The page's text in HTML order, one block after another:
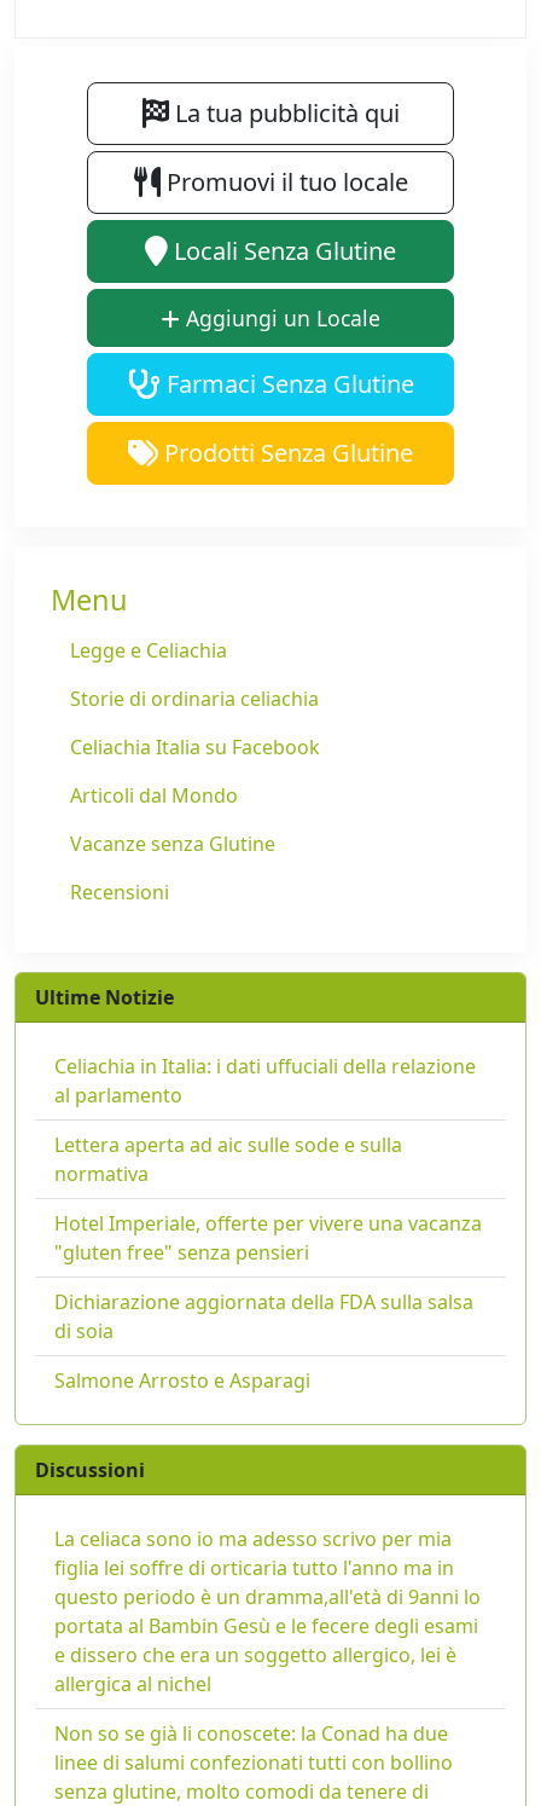
La tua pubblicità qui
Promuovi il tuo locale
Locali Senza Glutine
Aggiungi un Locale
Farmaci Senza Glutine
Prodotti Senza Glutine
Menu
Legge e Celiachia
Storie di ordinaria celiachia
Celiachia Italia su Facebook
Articoli dal Mondo
Vacanze senza Glutine
Recensioni
Ultime Notizie
Celiachia in Italia: i dati uffuciali della relazione
al parlamento
Lettera aperta ad aic sulle sode e sulla
normativa
Hotel Imperiale, offerte per vivere una vacanza
"gluten free" senza pensieri
Dichiarazione aggiornata della FDA sulla salsa
di soia
Salmone Arrosto e Asparagi
Discussioni
La celiaca sono io ma adesso scrivo per mia
figlia lei soffre di orticaria tutto l'anno ma in
questo periodo è un dramma,all'età di 9anni lo
portata al Bambin Gesù e le fecere degli esami
e dissero che era un soggetto allergico, lei è
allergica al nichel
Non so se già li conoscete: la Conad ha due
linee di salumi confezionati tutti con bollino
senza glutine, molto comodi da tenere di